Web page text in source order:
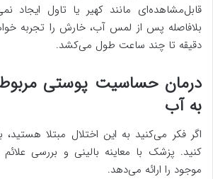
قابل‌مشاهده‌ای مانند کهیر یا تاول ایجاد
بلافاصله پس از لمس آب، خارش را تجربه
دقیقه تا چند ساعت طول می‌کشد.
درمان حساسیت پوستی
به آب
اگر فکر می‌کنید به این اختلال مبتلا
کنید. پزشک با معاینه بالینی و بررسی علائم
موجود را ارائه می‌دهد.